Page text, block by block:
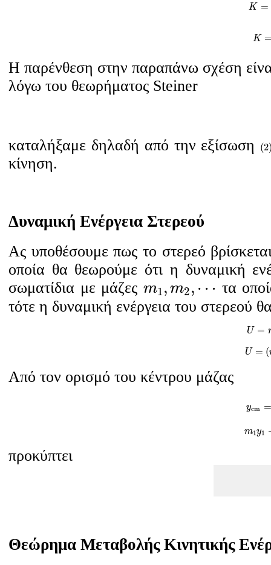
K =
K
Η παρένθεση στην παραπάνω σχέση
λόγω του θεωρήματος Steiner
καταλήξαμε δηλαδή από την εξίσωση (2
(2)
κίνηση.
Δυναμική Ενέργεια Στερεού
Ας υποθέσουμε πως το στερεό
οποία θα θεωρούμε ότι η δυναμική
σωματίδια με μάζες m1, m2, ⋯
m1 m2 ⋯
τα
τότε η δυναμική ενέργεια του στερεού
U =
U = (
=
Από τον ορισμό του κέντρου μάζας
ycm =
m1y1
m
προκύπτει
Θεώρημα Μεταβολής Κινητικής